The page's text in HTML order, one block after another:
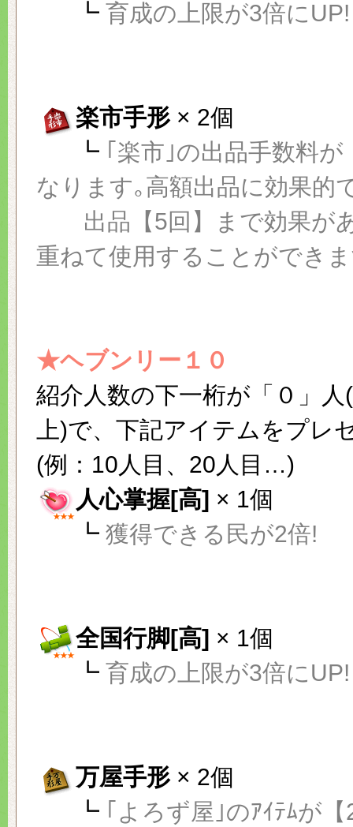
┗ 育成の上限が3倍にUP!
楽市手形× 2個
┗ ｢楽市｣の出品手数料が
なります｡高額出品に効果的
出品【5回】まで効果が
重ねて使用することができ
★ヘブンリー１０
紹介人数の下一桁が「０」人
上)で、下記アイテムをプレ
(例：10人目、20人目…)
人心掌握[高] × 1個
┗ 獲得できる民が2倍!
全国行脚[高] × 1個
┗ 育成の上限が3倍にUP!
万屋手形× 2個
┗ ｢よろず屋｣のｱｲﾃﾑが